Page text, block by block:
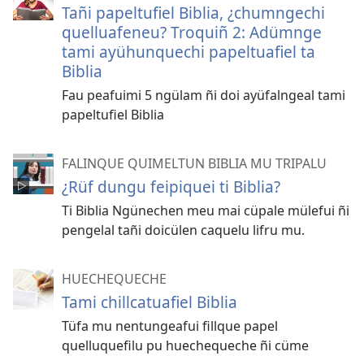
Tañi papeltufiel Biblia, ¿chumngechi
quelluafeneu? Troquiñ 2: Adümnge
tami ayühunquechi papeltuafiel ta
Biblia
Fau peafuimi 5 ngülam ñi doi ayüfalngeal tami
papeltufiel Biblia
FALINQUE QUIMELTUN BIBLIA MU TRIPALU
¿Rüf dungu feipiquei ti Biblia?
Ti Biblia Ngünechen meu mai cüpale mülefui ñi
pengelal tañi doicülen caquelu lifru mu.
HUECHEQUECHE
Tami chillcatuafiel Biblia
Tüfa mu nentungeafui fillque papel
quelluquefilu pu huechequeche ñi cüme